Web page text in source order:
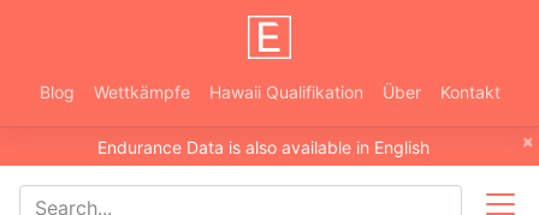
Blog Wettkämpfe Hawaii Qualifikation Über Kontakt
×
Endurance Data is also available in English